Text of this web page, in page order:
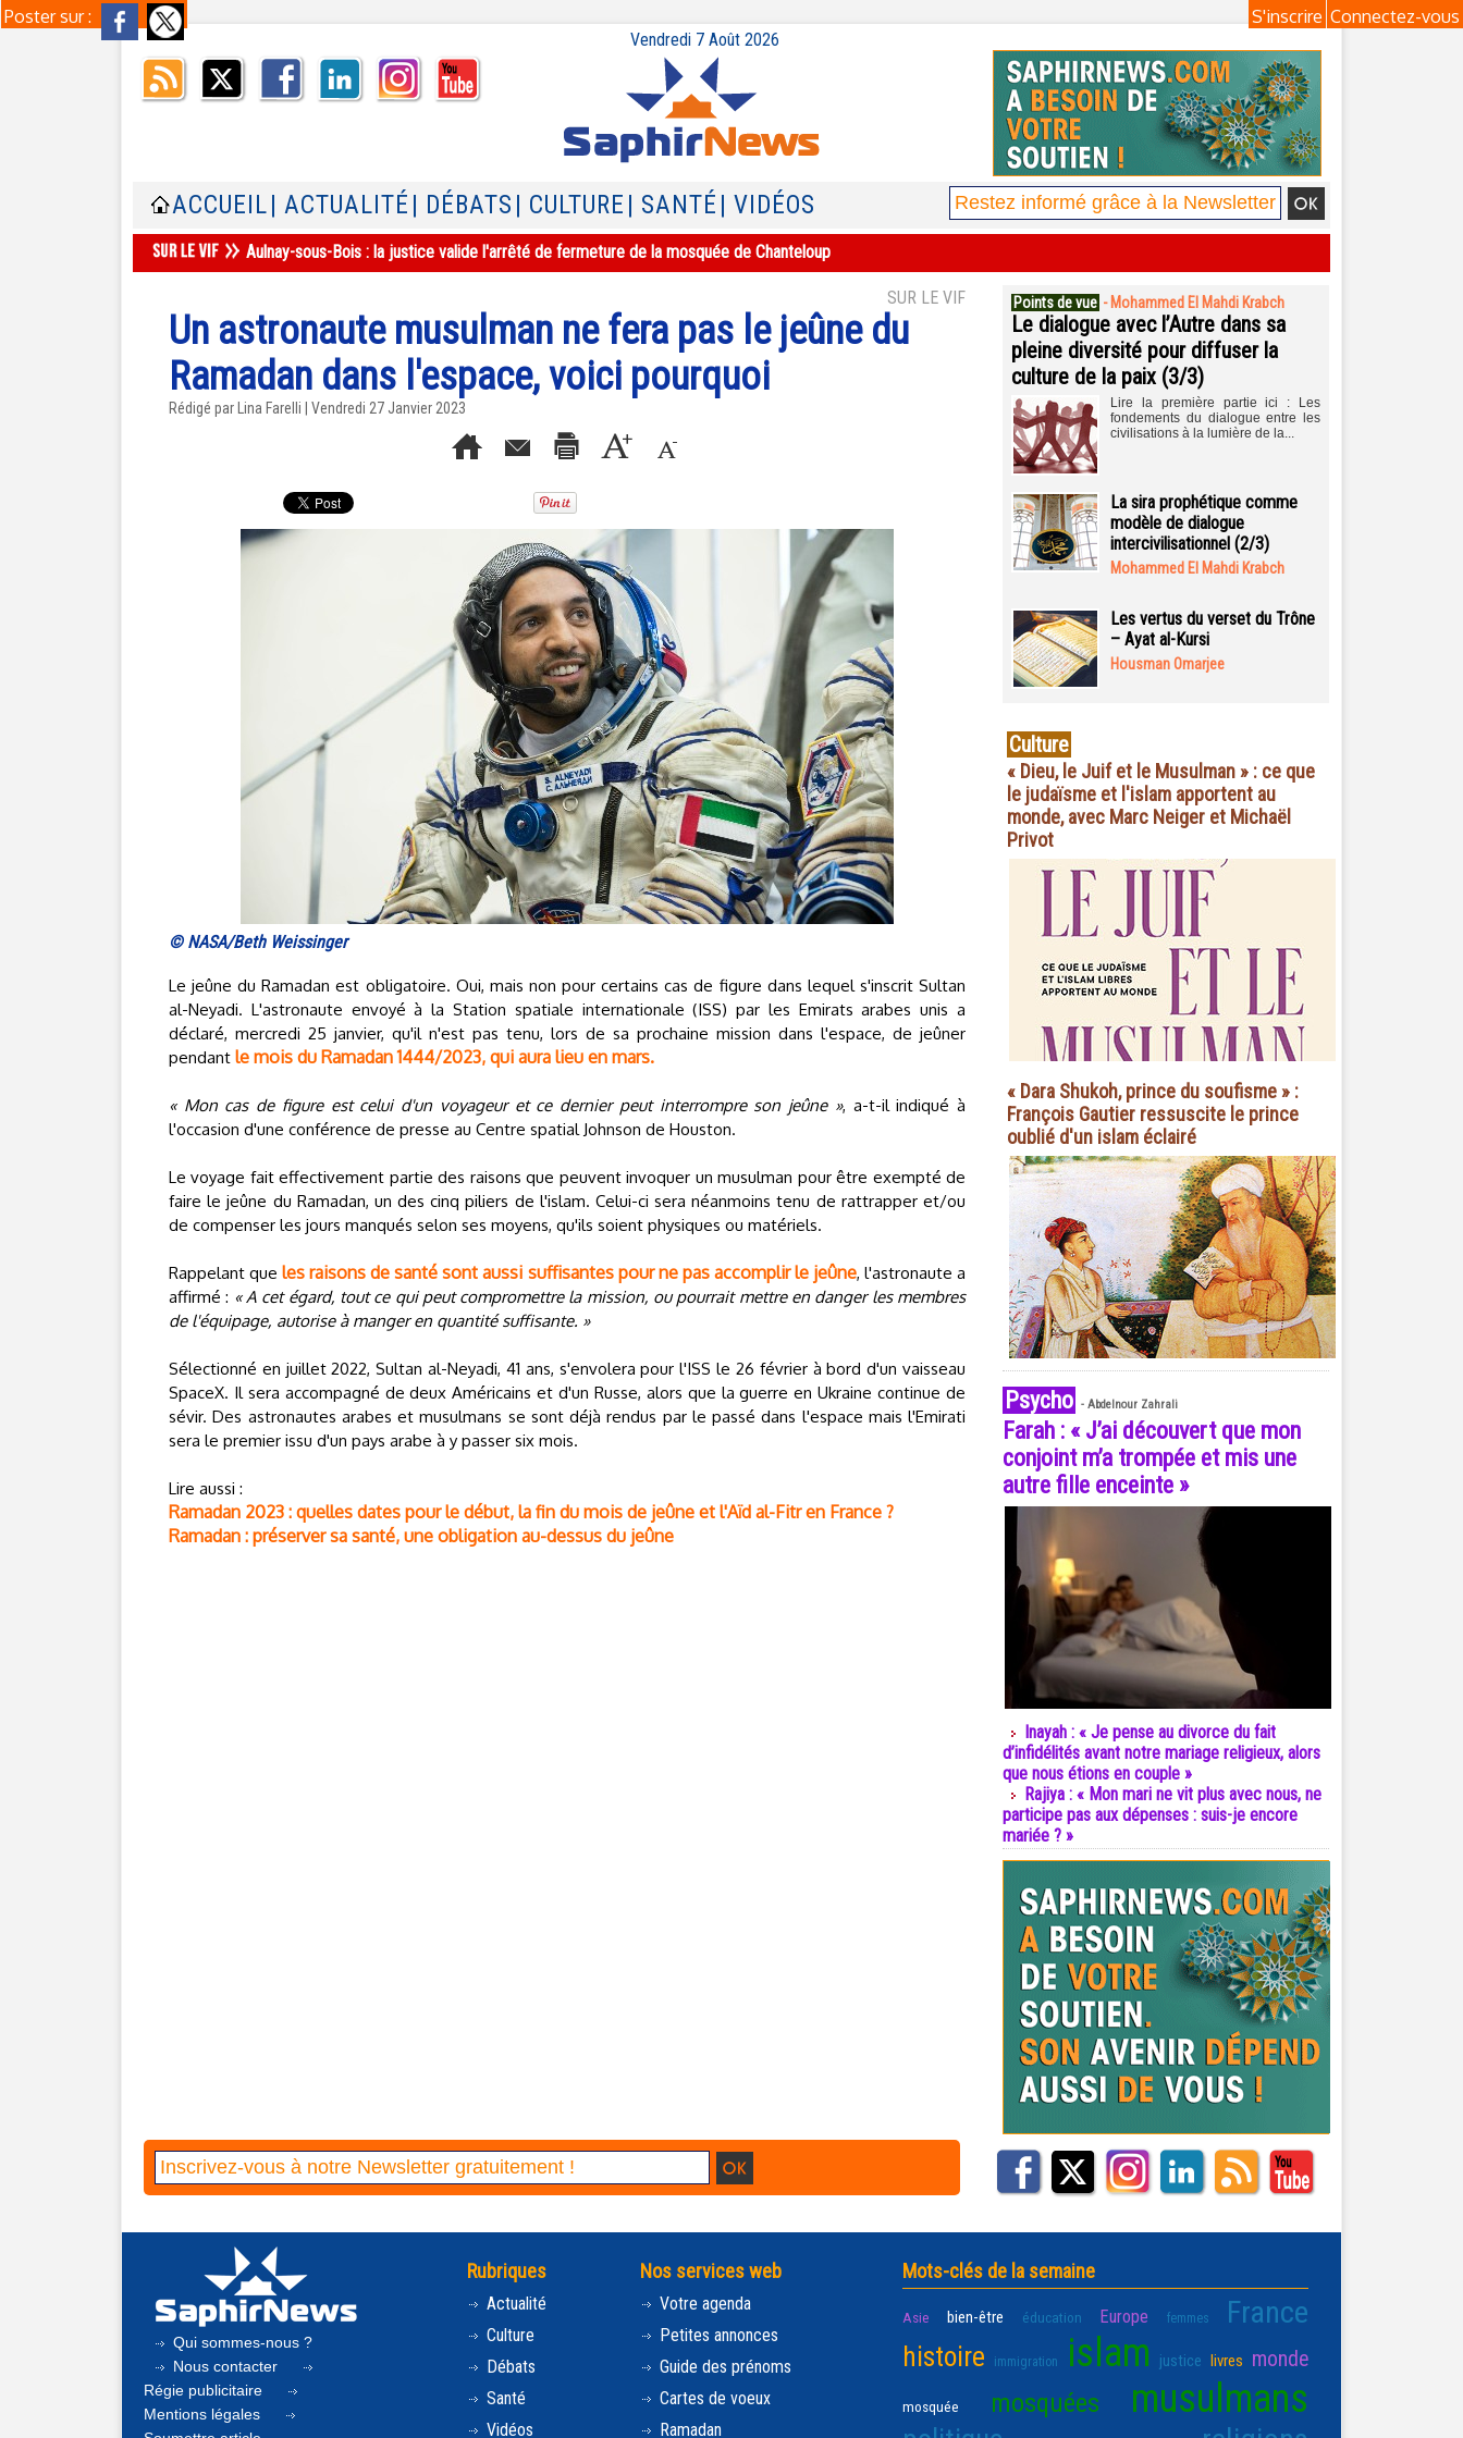
Poster sur : Connectez-vous
S'inscrire
Vendredi 7 Août 2026
ACCUEIL | ACTUALITÉ | DÉBATS | CULTURE | SANTÉ | VIDÉOS
Aulnay-sous-Bois : la justice valide l'arrêté de fermeture de la mosquée de Chanteloup
SUR LE VIF
Un astronaute musulman ne fera pas le jeûne du
Ramadan dans l'espace, voici pourquoi
Rédigé par Lina Farelli | Vendredi 27 Janvier 2023
© NASA/Beth Weissinger
Le jeûne du Ramadan est obligatoire. Oui, mais non pour certains cas de figure dans lequel s'inscrit Sultan
al-Neyadi. L'astronaute envoyé à la Station spatiale internationale (ISS) par les Emirats arabes unis a
déclaré, mercredi 25 janvier, qu'il n'est pas tenu, lors de sa prochaine mission dans l'espace, de jeûner
pendant le mois du Ramadan 1444/2023, qui aura lieu en mars.
« Mon cas de figure est celui d'un voyageur et ce dernier peut interrompre son jeûne », a-t-il indiqué à
l'occasion d'une conférence de presse au Centre spatial Johnson de Houston.
Le voyage fait effectivement partie des raisons que peuvent invoquer un musulman pour être exempté de
faire le jeûne du Ramadan, un des cinq piliers de l'islam. Celui-ci sera néanmoins tenu de rattrapper et/ou
de compenser les jours manqués selon ses moyens, qu'ils soient physiques ou matériels.
Rappelant queles raisons de santé sont aussi suffisantes pour ne pas accomplir le jeûne, l'astronaute a
affirmé : « A cet égard, tout ce qui peut compromettre la mission, ou pourrait mettre en danger les membres
de l'équipage, autorise à manger en quantité suffisante. »
Sélectionné en juillet 2022, Sultan al-Neyadi, 41 ans, s'envolera pour l'ISS le 26 février à bord d'un vaisseau
SpaceX. Il sera accompagné de deux Américains et d'un Russe, alors que la guerre en Ukraine continue de
sévir. Des astronautes arabes et musulmans se sont déjà rendus par le passé dans l'espace mais l'Emirati
sera le premier issu d'un pays arabe à y passer six mois.
Lire aussi :
Ramadan 2023 : quelles dates pour le début, la fin du mois de jeûne et l'Aïd al-Fitr en France ?
Ramadan : préserver sa santé, une obligation au-dessus du jeûne
Points de vue - Mohammed El Mahdi Krabch
Le dialogue avec l’Autre dans sa
pleine diversité pour diffuser la
culture de la paix (3/3)
Lire la première partie ici : Les
fondements du dialogue entre les
civilisations à la lumière de la...
La sira prophétique comme
modèle de dialogue
intercivilisationnel (2/3)
Mohammed El Mahdi Krabch
Les vertus du verset du Trône
– Ayat al-Kursi
Housman Omarjee
Culture
« Dieu, le Juif et le Musulman » : ce que
le judaïsme et l'islam apportent au
monde, avec Marc Neiger et Michaël
Privot
« Dara Shukoh, prince du soufisme » :
François Gautier ressuscite le prince
oublié d'un islam éclairé
Psycho - Abdelnour Zahrali
Farah : « J’ai découvert que mon
conjoint m’a trompée et mis une
autre fille enceinte »
Inayah : « Je pense au divorce du fait
d’infidélités avant notre mariage religieux, alors
que nous étions en couple »
Rajiya : « Mon mari ne vit plus avec nous, ne
participe pas aux dépenses : suis-je encore
mariée ? »
Qui sommes-nous ?
Nous contacter
Régie publicitaire
Mentions légales
Rubriques
Actualité
Culture
Débats
Santé
Vidéos
Nos services web
Votre agenda
Petites annonces
Guide des prénoms
Cartes de voeux
Ramadan
Mots-clés de la semaine
Asie bien-être éducation Europe femmes France
histoire immigration islam justice livres monde
mosquée mosquées musulmans